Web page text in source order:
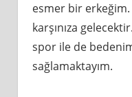
esmer bir
karşınıza
spor ile de
sağlamaktayım.